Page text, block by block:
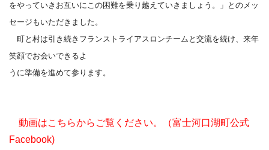
をやっていきお互いにこの困難を乗り越えていきましょう。」とのメッ
セージもいただきました。
町と村は引き続きフランストライアスロンチームと交流を続け、来年
笑顔でお会いできるよ
うに準備を進めて参ります。
動画はこちらからご覧ください。（富士河口湖町公式
Facebook)